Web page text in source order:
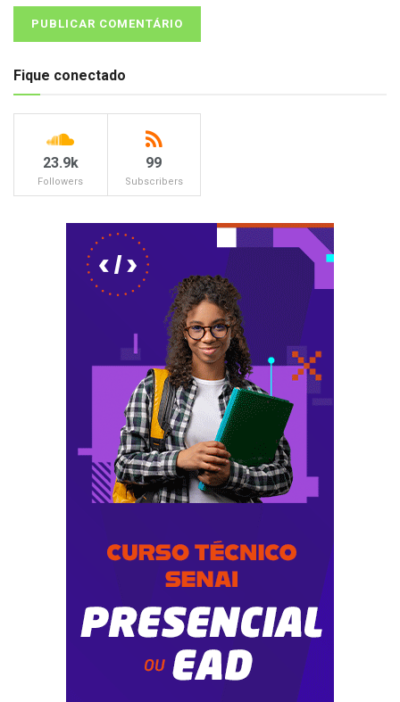
Fique conectado
23.9k
Followers
99
Subscribers